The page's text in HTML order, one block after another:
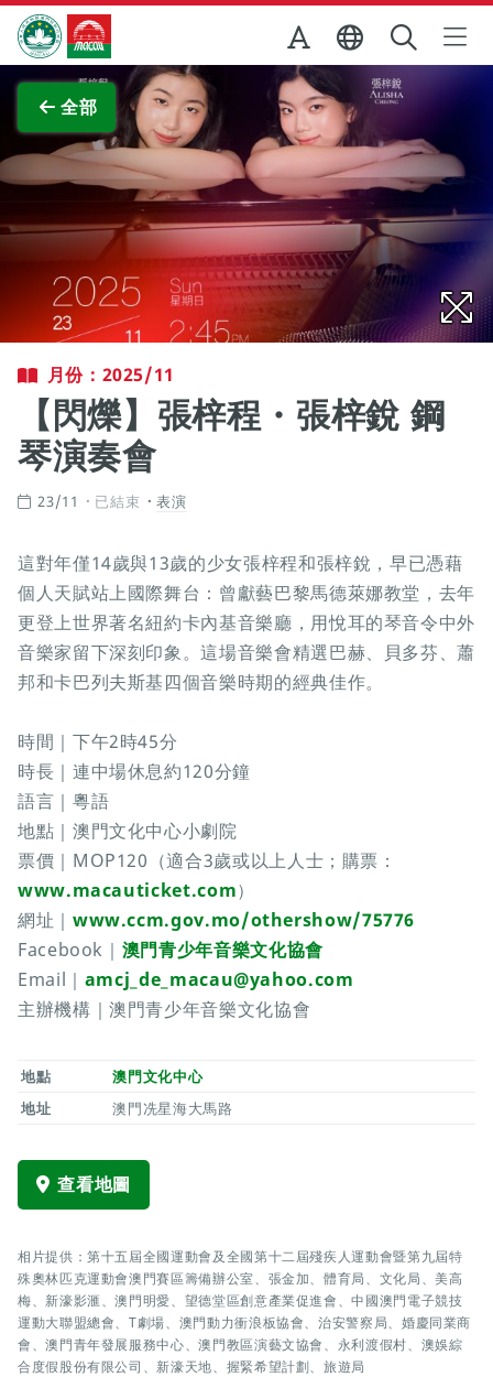
跳至主内容
澳門特別行政區政府旅遊局
全部
查看原圖
月份：2025/11
【閃爍】張梓程・張梓銳 鋼
琴演奏會
23/11 已結束 表演
這對年僅14歲與13歲的少女張梓程和張梓銳，早已憑藉
個人天賦站上國際舞台：曾獻藝巴黎馬德萊娜教堂，去年
更登上世界著名紐約卡內基音樂廳，用悅耳的琴音令中外
音樂家留下深刻印象。這場音樂會精選巴赫、貝多芬、蕭
邦和卡巴列夫斯基四個音樂時期的經典佳作。
時間｜下午2時45分
時長｜連中場休息約120分鐘
語言｜粵語
地點｜澳門文化中心小劇院
票價｜MOP120（適合3歲或以上人士；購票：
www.macauticket.com）
網址｜ www.ccm.gov.mo/othershow/75776
Facebook｜ 澳門青少年音樂文化協會
Email｜ amcj_de_macau@yahoo.com
主辦機構｜澳門青少年音樂文化協會
地點
澳門文化中心
地址
澳門冼星海大馬路
查看地圖
相片提供：第十五屆全國運動會及全國第十二屆殘疾人運動會暨第九屆特
殊奧林匹克運動會澳門賽區籌備辦公室、張金加、體育局、文化局、美高
梅、新濠影滙、澳門明愛、望德堂區創意產業促進會、中國澳門電子競技
運動大聯盟總會、T劇場、澳門動力衝浪板協會、治安警察局、婚慶同業商
會、澳門青年發展服務中心、澳門教區演藝文協會、永利渡假村、澳娛綜
合度假股份有限公司、新濠天地、握緊希望計劃、旅遊局